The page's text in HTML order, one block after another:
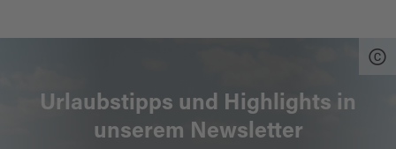
Urlaubstipps und Highlights in
unserem Newsletter